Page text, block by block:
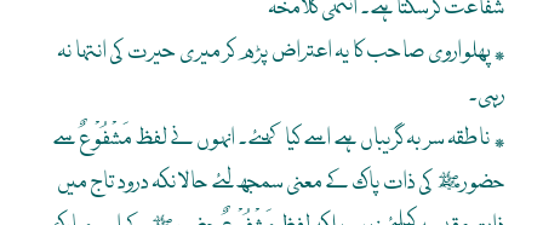
شفاعت کرسکتا ہے۔ انتہٰی کلامخہٗ
٭ پھلواروی صاحب کا یہ اعتراض پڑھ کر میری حیرت کی انتہا نہ
رہی۔
٭ ناطقہ سر بہ گریباں ہے اسے کیا کہئے۔ انہوں نے لفظ مَشْفُوْعٌ سے
حضورﷺ کی ذات پاک کے معنی سمجھ لئے حالانکہ درود تاج میں